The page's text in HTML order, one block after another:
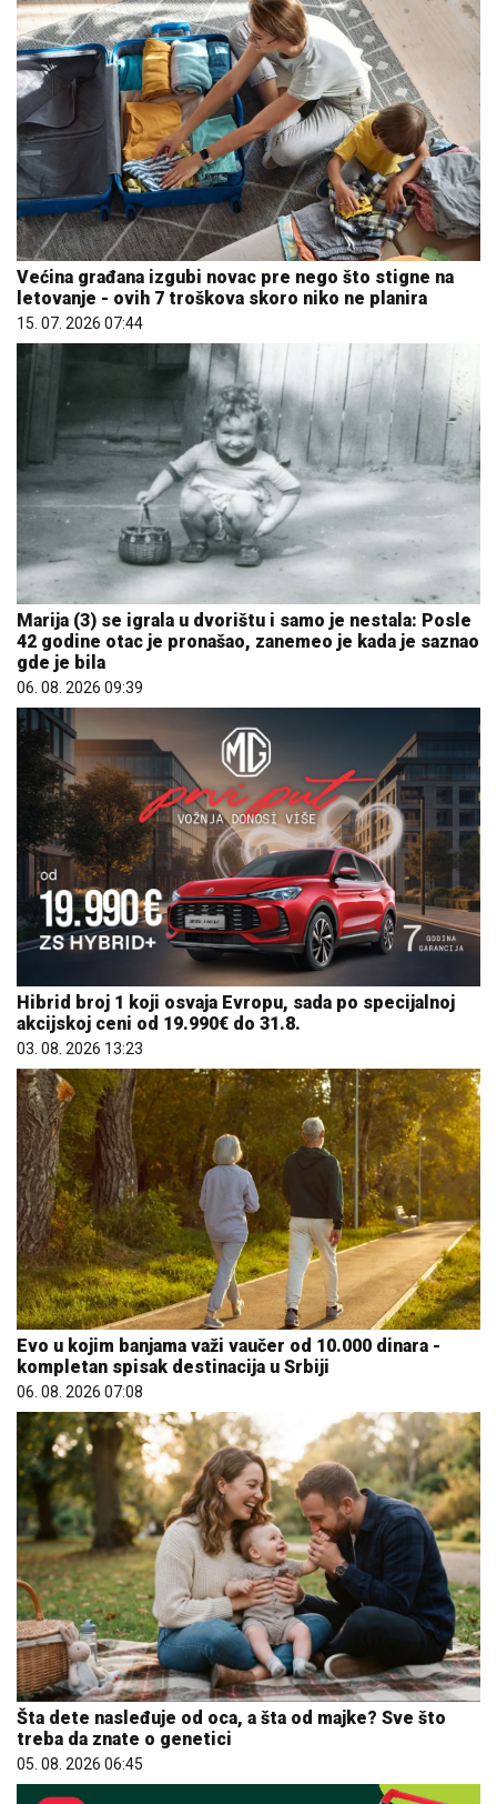
Većina građana izgubi novac pre nego što stigne na
letovanje - ovih 7 troškova skoro niko ne planira
15. 07. 2026 07:44
Marija (3) se igrala u dvorištu i samo je nestala: Posle
42 godine otac je pronašao, zanemeo je kada je saznao
gde je bila
06. 08. 2026 09:39
Hibrid broj 1 koji osvaja Evropu, sada po specijalnoj
akcijskoj ceni od 19.990€ do 31.8.
03. 08. 2026 13:23
Evo u kojim banjama važi vaučer od 10.000 dinara -
kompletan spisak destinacija u Srbiji
06. 08. 2026 07:08
Šta dete nasleđuje od oca, a šta od majke? Sve što
treba da znate o genetici
05. 08. 2026 06:45